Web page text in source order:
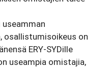
osallistumisoikeus on
ERY-SYDille
useampia omistajia,